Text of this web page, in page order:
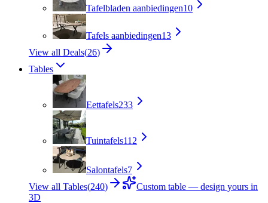
Tafelbladen aanbiedingen10
Tafels aanbiedingen13
View all Deals(26)
Tables
Eettafels233
Tuintafels112
Salontafels7
View all Tables(240)
Custom table — design yours in
3D